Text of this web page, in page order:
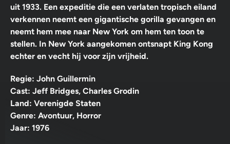
uit 1933. Een expeditie die een verlaten tropisch eiland
verkennen neemt een gigantische gorilla gevangen en
neemt hem mee naar New York om hem ten toon te
stellen. In New York aangekomen ontsnapt King Kong
echter en vecht hij voor zijn vrijheid.
Regie: John Guillermin
Cast: Jeff Bridges, Charles Grodin
Land: Verenigde Staten
Genre: Avontuur, Horror
Jaar: 1976